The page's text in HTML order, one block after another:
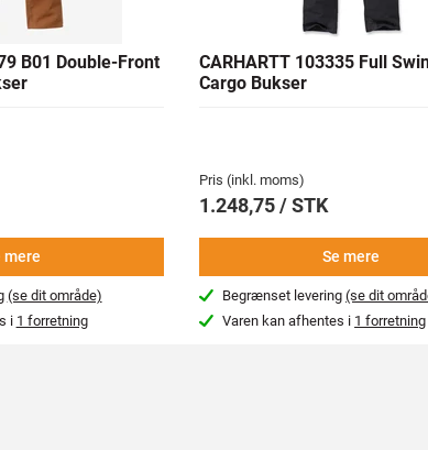
B01 Double-Front
mere
(se dit område)
i 1 forretning
CARHARTT 103335 Full
Cargo Bukser
Pris (inkl. moms)
1.248,75 / STK
Se mere
Begrænset levering(se dit
Varen kan afhentes i 1 forretning